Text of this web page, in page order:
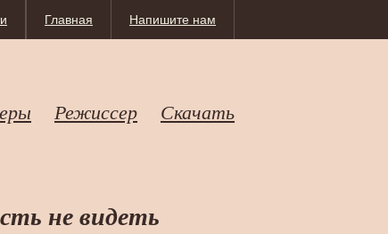
Напишите нам
Главная
Режиссер Скачать
не видеть